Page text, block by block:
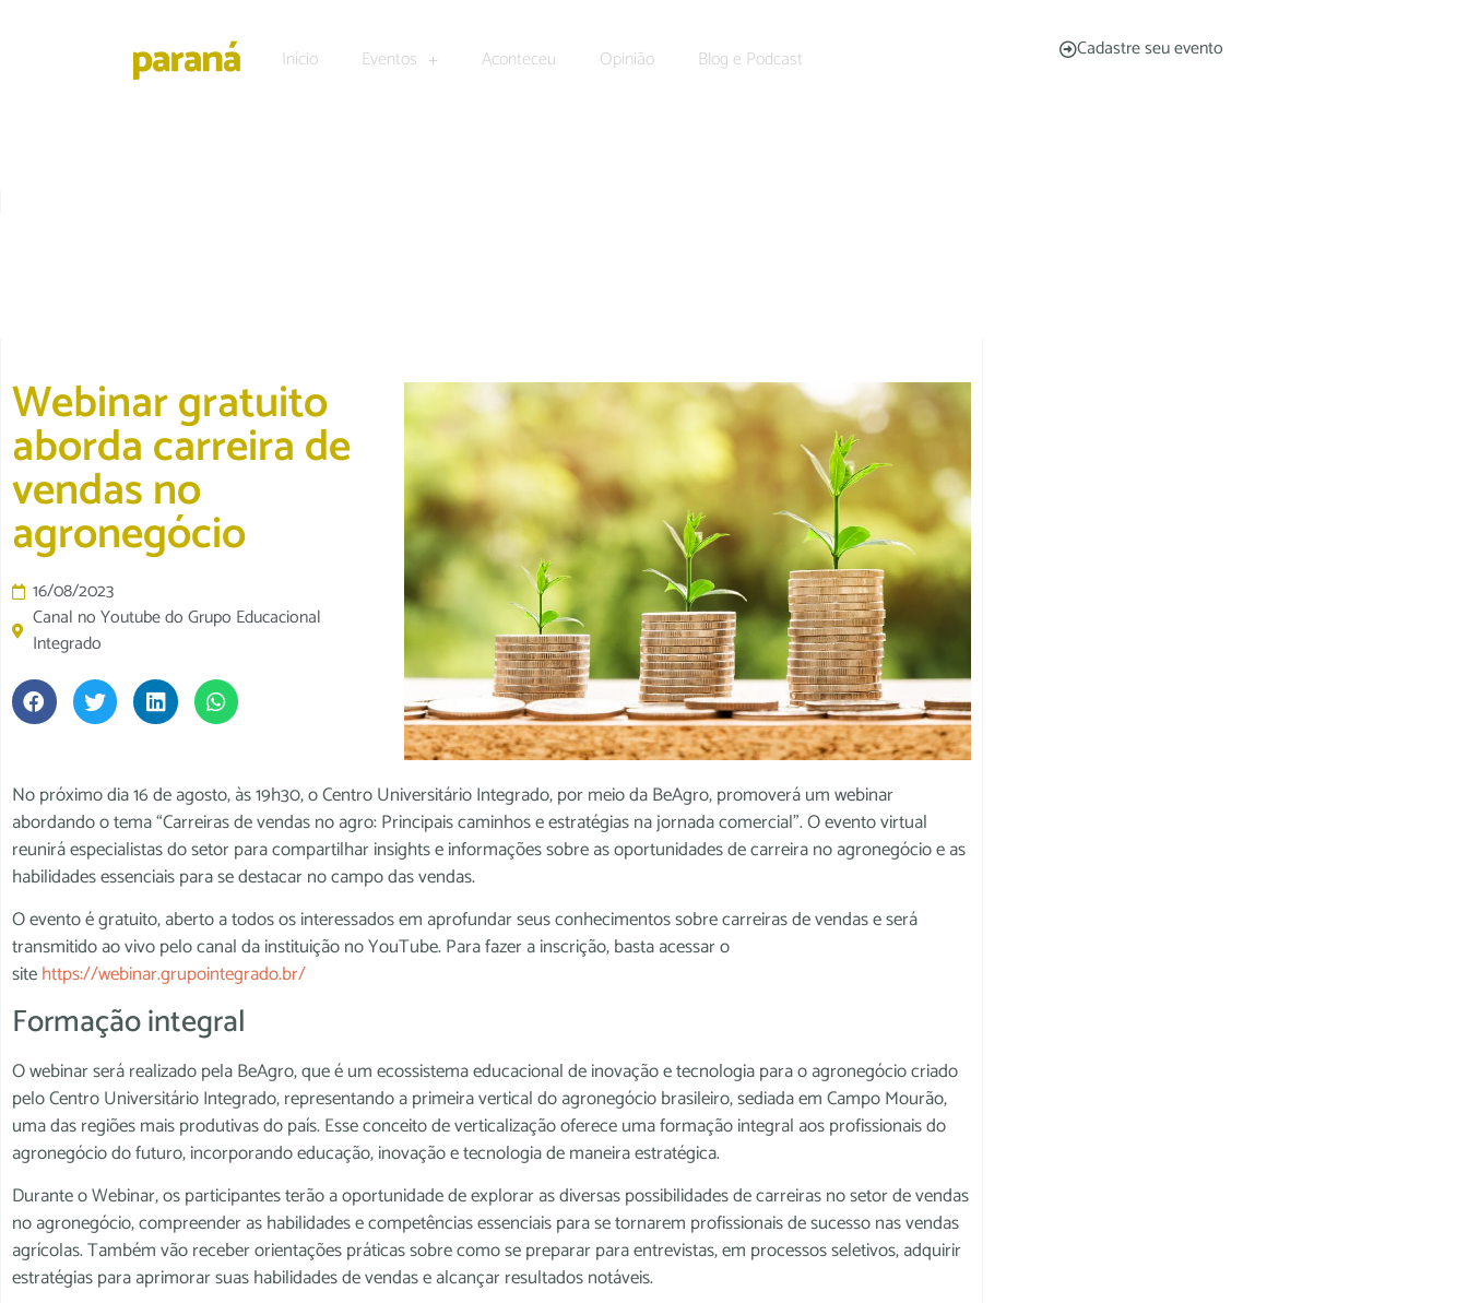
Início Eventos Aconteceu Opinião Blog e Podcast Cadastre seu evento
Webinar gratuito
aborda carreira de
vendas no
agronegócio
16/08/2023
Canal no Youtube do Grupo Educacional
Integrado
No próximo dia 16 de agosto, às 19h30, o Centro Universitário Integrado, por meio da BeAgro, promoverá um webinar
abordando o tema “Carreiras de vendas no agro: Principais caminhos e estratégias na jornada comercial”. O evento virtual
reunirá especialistas do setor para compartilhar insights e informações sobre as oportunidades de carreira no agronegócio e as
habilidades essenciais para se destacar no campo das vendas.
O evento é gratuito, aberto a todos os interessados em aprofundar seus conhecimentos sobre carreiras de vendas e será
transmitido ao vivo pelo canal da instituição no YouTube. Para fazer a inscrição, basta acessar o
sitehttps://webinar.grupointegrado.br/
Formação integral
O webinar será realizado pela BeAgro, que é um ecossistema educacional de inovação e tecnologia para o agronegócio criado
pelo Centro Universitário Integrado, representando a primeira vertical do agronegócio brasileiro, sediada em Campo Mourão,
uma das regiões mais produtivas do país. Esse conceito de verticalização oferece uma formação integral aos profissionais do
agronegócio do futuro, incorporando educação, inovação e tecnologia de maneira estratégica.
Durante o Webinar, os participantes terão a oportunidade de explorar as diversas possibilidades de carreiras no setor de vendas
no agronegócio, compreender as habilidades e competências essenciais para se tornarem profissionais de sucesso nas vendas
agrícolas. Também vão receber orientações práticas sobre como se preparar para entrevistas, em processos seletivos, adquirir
estratégias para aprimorar suas habilidades de vendas e alcançar resultados notáveis.